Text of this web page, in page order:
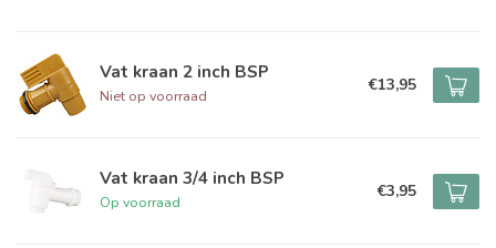
Vat kraan 2 inch BSP
Niet op voorraad
€13,95
Vat kraan 3/4 inch BSP
Op voorraad
€3,95